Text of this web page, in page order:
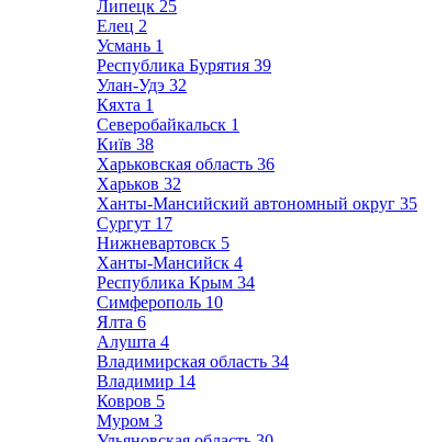
Липецк 25
Елец 2
Усмань 1
Республика Бурятия 39
Улан-Удэ 32
Кяхта 1
Северобайкальск 1
Київ 38
Харьковская область 36
Харьков 32
Ханты-Мансийский автономный округ 35
Сургут 17
Нижневартовск 5
Ханты-Мансийск 4
Республика Крым 34
Симферополь 10
Ялта 6
Алушта 4
Владимирская область 34
Владимир 14
Ковров 5
Муром 3